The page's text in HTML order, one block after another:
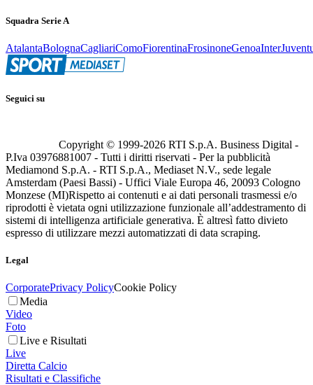
Squadra Serie A
AtalantaBolognaCagliariComoFiorentinaFrosinoneGenoaInter
Seguici su
Copyright © 1999-2026 RTI S.p.A. Business Digital -
P.Iva 03976881007 - Tutti i diritti riservati - Per la pubblicità
Mediamond S.p.A. - RTI S.p.A., Mediaset N.V., sede legale
Amsterdam (Paesi Bassi) - Uffici Viale Europa 46, 20093 Cologno
Monzese (MI)Rispetto ai contenuti e ai dati personali trasmessi e/o
riprodotti è vietata ogni utilizzazione funzionale all’addestramento di
sistemi di intelligenza artificiale generativa. È altresì fatto divieto
espresso di utilizzare mezzi automatizzati di data scraping.
Legal
CorporatePrivacy PolicyCookie Policy
Media
Video
Foto
Live e Risultati
Live
Diretta Calcio
Risultati e Classifiche